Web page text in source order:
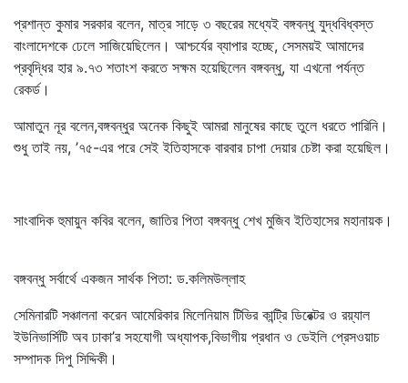
প্রশান্ত কুমার সরকার বলেন, মাত্র সাড়ে ৩ বছরের মধ্যেই বঙ্গবন্ধু যুদ্ধবিধ্বস্ত
বাংলাদেশকে ঢেলে সাজিয়েছিলেন। আশ্চর্যের ব্যাপার হচ্ছে, সেসময়ই আমাদের
প্রবৃদ্ধির হার ৯.৭৩ শতাংশ করতে সক্ষম হয়েছিলেন বঙ্গবন্ধু, যা এখনো পর্যন্ত
রেকর্ড।
আমাতুন নূর বলেন,বঙ্গবন্ধুর অনেক কিছুই আমরা মানুষের কাছে তুলে ধরতে পারিনি।
শুধু তাই নয়, ’৭৫-এর পরে সেই ইতিহাসকে বারবার চাপা দেয়ার চেষ্টা করা হয়েছিল।
সাংবাদিক হুমায়ুন কবির বলেন, জাতির পিতা বঙ্গবন্ধু শেখ মুজিব ইতিহাসের মহানায়ক।
বঙ্গবন্ধু সর্বার্থে একজন সার্থক পিতা: ড.কলিমউল্লাহ
সেমিনারটি সঞ্চালনা করেন আমেরিকার মিলেনিয়াম টিভির কান্ট্রি ডিরেক্টর ও রয়্যাল
ইউনিভার্সিটি অব ঢাকা’র সহযোগী অধ্যাপক,বিভাগীয় প্রধান ও ডেইলি প্রেসওয়াচ
সম্পাদক দিপু সিদ্দিকী।